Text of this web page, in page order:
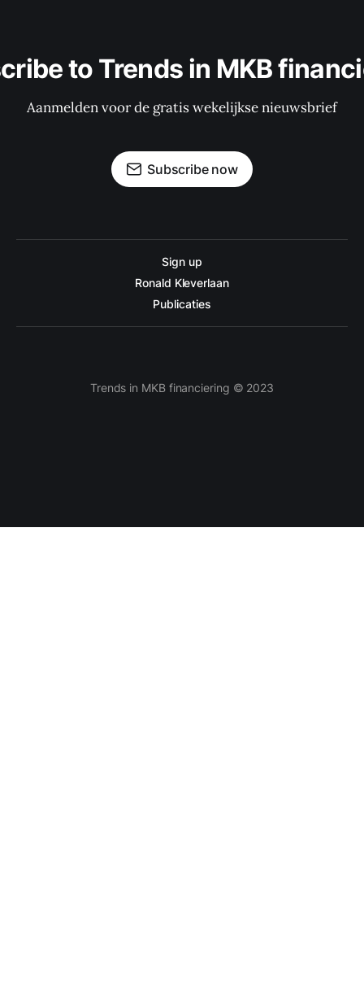
to Trends in MKB
Aanmelden voor de gratis wekelijkse nieuwsbrief
Subscribe now
Sign up
Ronald Kleverlaan
Publicaties
Trends in MKB financiering © 2023